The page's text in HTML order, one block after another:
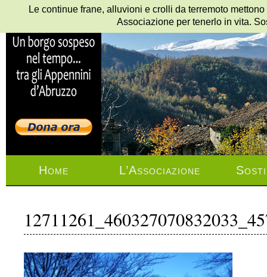
Home L’Associazione
Le continue frane, alluvioni e crolli da terremoto
Associazione per tenerlo in vita.